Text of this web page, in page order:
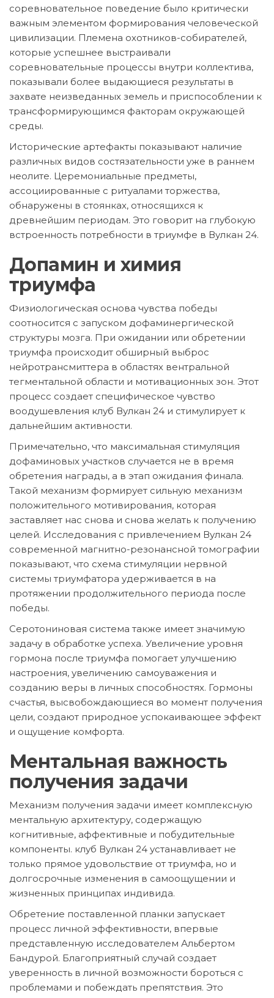
соревновательное поведение было критически
важным элементом формирования человеческой
цивилизации. Племена охотников-собирателей,
которые успешнее выстраивали
соревновательные процессы внутри коллектива,
показывали более выдающиеся результаты в
захвате неизведанных земель и приспособлении к
трансформирующимся факторам окружающей
среды.
Исторические артефакты показывают наличие
различных видов состязательности уже в раннем
неолите. Церемониальные предметы,
ассоциированные с ритуалами торжества,
обнаружены в стоянках, относящихся к
древнейшим периодам. Это говорит на глубокую
встроенность потребности в триумфе в Вулкан 24.
Допамин и химия
триумфа
Физиологическая основа чувства победы
соотносится с запуском дофаминергической
структуры мозга. При ожидании или обретении
триумфа происходит обширный выброс
нейротрансмиттера в областях вентральной
тегментальной области и мотивационных зон. Этот
процесс создает специфическое чувство
воодушевления клуб Вулкан 24 и стимулирует к
дальнейшим активности.
Примечательно, что максимальная стимуляция
дофаминовых участков случается не в время
обретения награды, а в этап ожидания финала.
Такой механизм формирует сильную механизм
положительного мотивирования, которая
заставляет нас снова и снова желать к получению
целей. Исследования с привлечением Вулкан 24
современной магнитно-резонансной томографии
показывают, что схема стимуляции нервной
системы триумфатора удерживается в на
протяжении продолжительного периода после
победы.
Серотониновая система также имеет значимую
задачу в обработке успеха. Увеличение уровня
гормона после триумфа помогает улучшению
настроения, увеличению самоуважения и
созданию веры в личных способностях. Гормоны
счастья, высвобождающиеся во момент получения
цели, создают природное успокаивающее эффект
и ощущение комфорта.
Ментальная важность
получения задачи
Механизм получения задачи имеет комплексную
ментальную архитектуру, содержащую
когнитивные, аффективные и побудительные
компоненты. клуб Вулкан 24 устанавливает не
только прямое удовольствие от триумфа, но и
долгосрочные изменения в самоощущении и
жизненных принципах индивида.
Обретение поставленной планки запускает
процесс личной эффективности, впервые
представленную исследователем Альбертом
Бандурой. Благоприятный случай создает
уверенность в личной возможности бороться с
проблемами и побеждать препятствия. Это